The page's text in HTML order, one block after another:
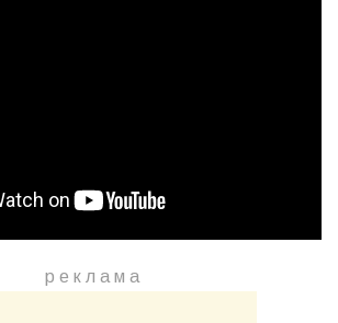
р е к л а м a